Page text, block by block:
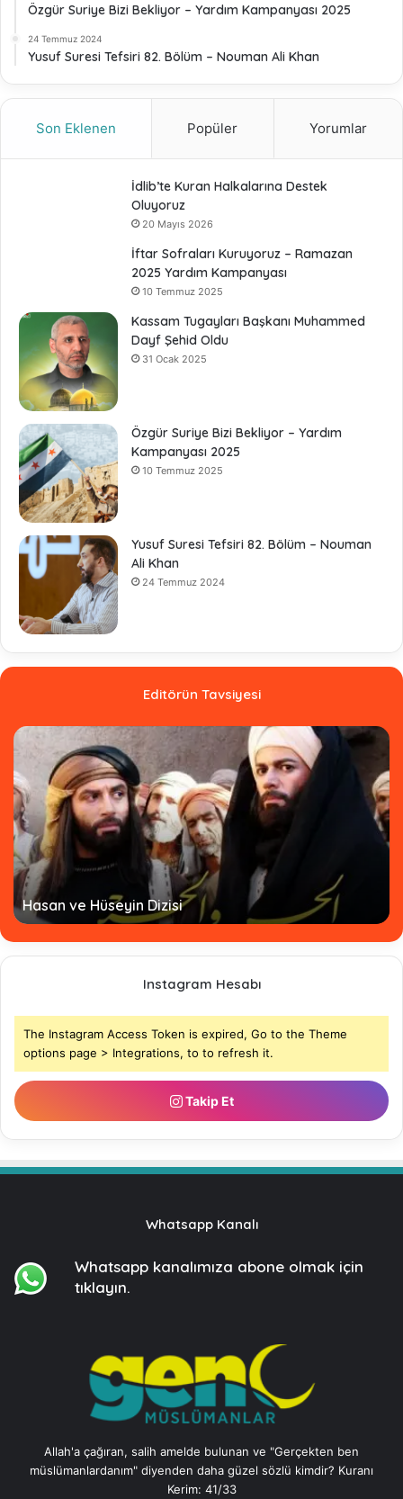
Özgür Suriye Bizi Bekliyor – Yardım Kampanyası 2025
24 Temmuz 2024
Yusuf Suresi Tefsiri 82. Bölüm – Nouman Ali Khan
Son Eklenen Popüler Yorumlar
İdlib’te Kuran Halkalarına Destek
Oluyoruz
20 Mayıs 2026
İftar Sofraları Kuruyoruz – Ramazan
2025 Yardım Kampanyası
10 Temmuz 2025
Kassam Tugayları Başkanı Muhammed
Dayf Şehid Oldu
31 Ocak 2025
Özgür Suriye Bizi Bekliyor – Yardım
Kampanyası 2025
10 Temmuz 2025
Yusuf Suresi Tefsiri 82. Bölüm – Nouman
Ali Khan
24 Temmuz 2024
Editörün Tavsiyesi
Hasan ve Hüseyin Dizisi
Instagram Hesabı
The Instagram Access Token is expired, Go to the Theme
options page > Integrations, to to refresh it.
Takip Et
Whatsapp Kanalı
Whatsapp kanalımıza abone olmak için
tıklayın.
Allah'a çağıran, salih amelde bulunan ve "Gerçekten ben
müslümanlardanım" diyenden daha güzel sözlü kimdir? Kuranı
Kerim: 41/33